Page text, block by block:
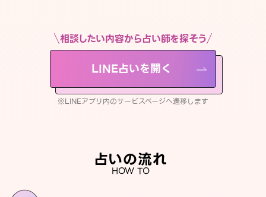
相談したい内容から占い師を探そう
LINE占いを開く
※LINEアプリ内のサービスページへ遷移します
占いの流れ
HOW TO